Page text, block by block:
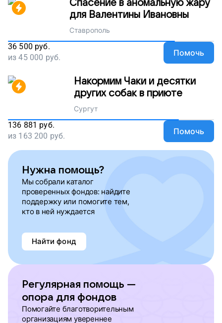
Спасение в аномальную жару
для Валентины Ивановны
Ставрополь
36 500 руб.
из45 000 руб. Помочь
Накормим Чаки и десятки
других собак в приюте
Сургут
136 881 руб.
из 163 200 руб. Помочь
Нужна помощь?
Мы собрали каталог
проверенных фондов: найдите
поддержку или помогите тем,
кто в ней нуждается
Найти фонд
Регулярная помощь —
опора для фондов
Помогайте благотворительным
организациям увереннее